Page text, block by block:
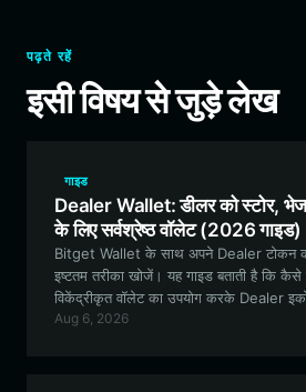
पढ़ते रहें
इसी विषय से जुड़े लेख
गाइड
Dealer Wallet: डीलर को स्टोर,
के लिए सर्वश्रेष्ठ वॉलेट (2026 गाइड)
Bitget Wallet के साथ अपने Dealer टोकन
इष्टतम तरीका खोजें। यह गाइड बताती है कि कैसे
विकेंद्रीकृत वॉलेट का उपयोग करके Dealer
स्टोर, ट्रेड और भाग लिया जाए।
Aug 6, 2026